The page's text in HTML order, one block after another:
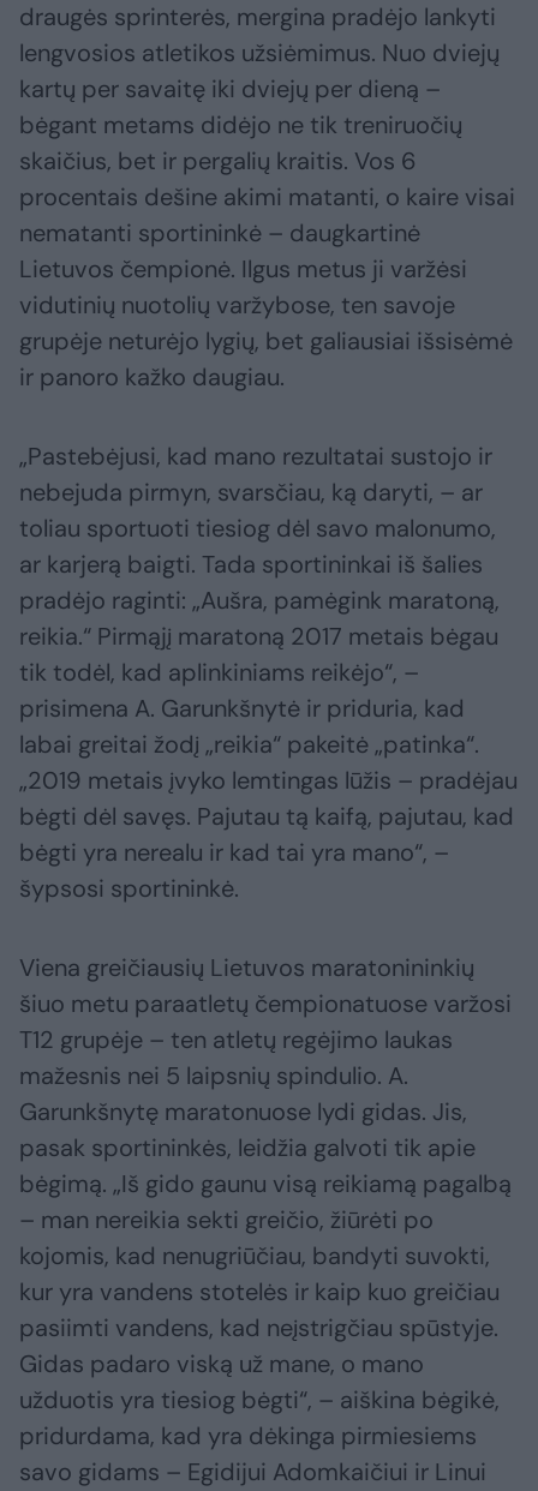
draugės sprinterės, mergina pradėjo lankyti
lengvosios atletikos užsiėmimus. Nuo dviejų
kartų per savaitę iki dviejų per dieną –
bėgant metams didėjo ne tik treniruočių
skaičius, bet ir pergalių kraitis. Vos 6
procentais dešine akimi matanti, o kaire visai
nematanti sportininkė – daugkartinė
Lietuvos čempionė. Ilgus metus ji varžėsi
vidutinių nuotolių varžybose, ten savoje
grupėje neturėjo lygių, bet galiausiai išsisėmė
ir panoro kažko daugiau.
„Pastebėjusi, kad mano rezultatai sustojo ir
nebejuda pirmyn, svarsčiau, ką daryti, – ar
toliau sportuoti tiesiog dėl savo malonumo,
ar karjerą baigti. Tada sportininkai iš šalies
pradėjo raginti: „Aušra, pamėgink maratoną,
reikia.“ Pirmąjį maratoną 2017 metais bėgau
tik todėl, kad aplinkiniams reikėjo“, –
prisimena A. Garunkšnytė ir priduria, kad
labai greitai žodį „reikia“ pakeitė „patinka“.
„2019 metais įvyko lemtingas lūžis – pradėjau
bėgti dėl savęs. Pajutau tą kaifą, pajutau, kad
bėgti yra nerealu ir kad tai yra mano“, –
šypsosi sportininkė.
Viena greičiausių Lietuvos maratonininkių
šiuo metu paraatletų čempionatuose varžosi
T12 grupėje – ten atletų regėjimo laukas
mažesnis nei 5 laipsnių spindulio. A.
Garunkšnytę maratonuose lydi gidas. Jis,
pasak sportininkės, leidžia galvoti tik apie
bėgimą. „Iš gido gaunu visą reikiamą pagalbą
– man nereikia sekti greičio, žiūrėti po
kojomis, kad nenugriūčiau, bandyti suvokti,
kur yra vandens stotelės ir kaip kuo greičiau
pasiimti vandens, kad neįstrigčiau spūstyje.
Gidas padaro viską už mane, o mano
užduotis yra tiesiog bėgti“, – aiškina bėgikė,
pridurdama, kad yra dėkinga pirmiesiems
savo gidams – Egidijui Adomkaičiui ir Linui